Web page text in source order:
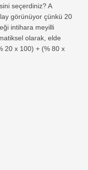
seçerdiniz? A
görünüyor çünkü 20
intihara meyilli
olarak, elde
20 x 100) + (% 80 x